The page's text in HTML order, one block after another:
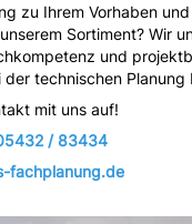
zu Ihrem Vorhaben und
Sortiment? Wir
und
technischen Planung
mit uns auf!
/ 83434
fachplanung.de